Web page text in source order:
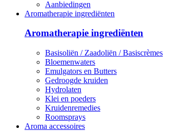
Aanbiedingen
Aromatherapie ingrediënten
Aromatherapie ingrediënten
Basisoliën / Zaadoliën / Basiscrèmes
Bloemenwaters
Emulgators en Butters
Gedroogde kruiden
Hydrolaten
Klei en poeders
Kruidenremedies
Roomsprays
Aroma accessoires